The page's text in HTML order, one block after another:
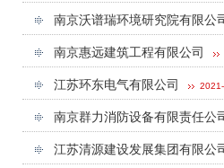
南京沃谱瑞环境研究院有限公
南京惠远建筑工程有限公司
江苏环东电气有限公司
南京群力消防设备有限责任公
江苏清源建设发展集团有限公